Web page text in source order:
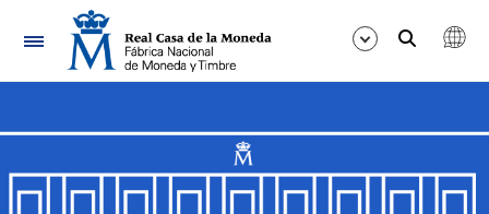
Navegación